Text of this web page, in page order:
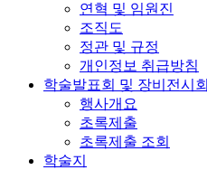
연혁 및 임원진
조직도
정관 및 규정
개인정보 취급방침
학술발표회 및 장비전시회
행사개요
초록제출
초록제출 조회
학술지